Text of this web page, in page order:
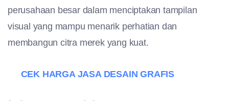
perusahaan besar dalam menciptakan tampilan
visual yang mampu menarik perhatian dan
membangun citra merek yang kuat.
CEK HARGA JASA DESAIN GRAFIS